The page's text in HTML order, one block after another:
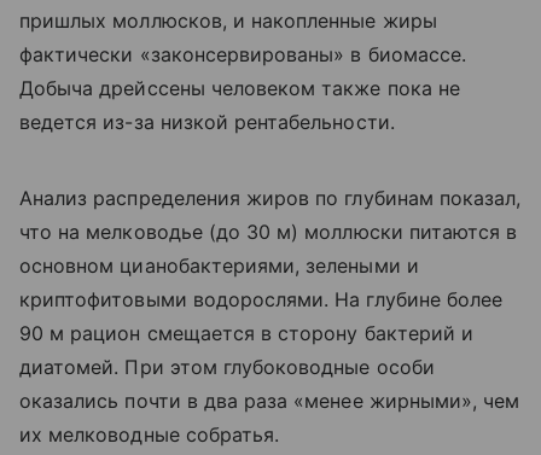
пришлых моллюсков, и накопленные жиры
фактически «законсервированы» в биомассе.
Добыча дрейссены человеком также пока не
ведется из-за низкой рентабельности.
Анализ распределения жиров по глубинам показал,
что на мелководье (до 30 м) моллюски питаются в
основном цианобактериями, зелеными и
криптофитовыми водорослями. На глубине более
90 м рацион смещается в сторону бактерий и
диатомей. При этом глубоководные особи
оказались почти в два раза «менее жирными», чем
их мелководные собратья.